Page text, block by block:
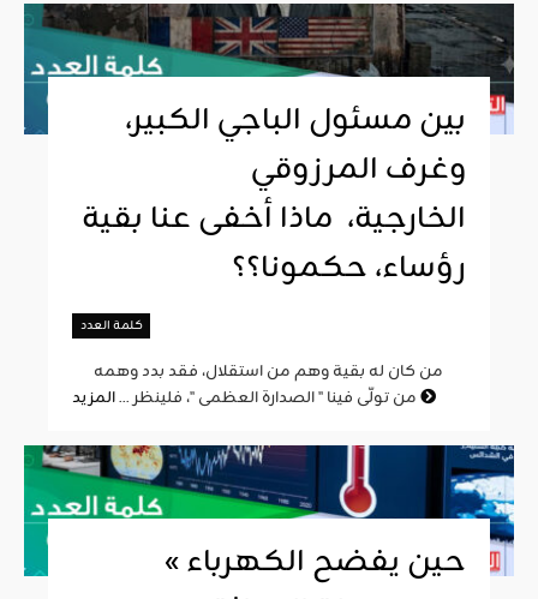
بين مسئول الباجي الكبير،
وغرف المرزوقي
الخارجية، ماذا أخفى عنا بقية
رؤساء، حكمونا؟؟
كلمة العدد
من تولّى فينا " الصدارة العظمى "، فلينظر ...
« حين يفضح الكهرباء